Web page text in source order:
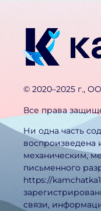
©️ 2020–2025 г.,
Все права
Ни одна часть
воспроизведена
механическим,
письменного
https://
связи,